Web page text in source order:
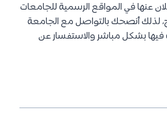
عنها في المواقع الرسمية للجامعات
لذلك أنصحك بالتواصل مع الجامعة
فيها بشكل مباشر والاستفسار عن